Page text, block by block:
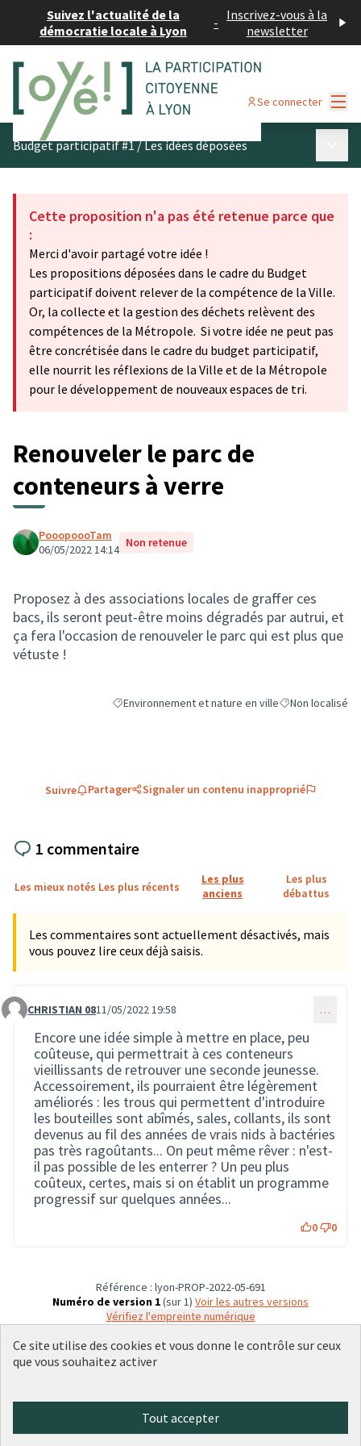
Suivez l'actualité de la
démocratie locale à Lyon
- Inscrivez-vous à la
newsletter
Se connecter
Budget participatif #1/Les idées déposées
Cette proposition n'a pas été retenue parce que
:
Merci d'avoir partagé votre idée !
Les propositions déposées dans le cadre du Budget
participatif doivent relever de la compétence de la Ville.
Or, la collecte et la gestion des déchets relèvent des
compétences de la Métropole. Si votre idée ne peut pas
être concrétisée dans le cadre du budget participatif,
elle nourrit les réflexions de la Ville et de la Métropole
pour le développement de nouveaux espaces de tri.
Renouveler le parc de
conteneurs à verre
PooopoooTam
06/05/2022 14:14 Non retenue
Proposez à des associations locales de graffer ces
bacs, ils seront peut-être moins dégradés par autrui, et
ça fera l'occasion de renouveler le parc qui est plus que
vétuste !
Filtrer les résultats de la catégorie :
Environnement et nature en villeFiltrer les
Non localisé
Suivre Partager Signaler un contenu inapproprié
1 commentaire
Les mieux notés Les plus récents
Les plus
anciens
Les plus
débattus
Les commentaires sont actuellement désactivés, mais
vous pouvez lire ceux déjà saisis.
Commentaire 770
CHRISTIAN 0811/05/2022 19:58 …
Encore une idée simple à mettre en place, peu
coûteuse, qui permettrait à ces conteneurs
vieillissants de retrouver une seconde jeunesse.
Accessoirement, ils pourraient être légèrement
améliorés : les trous qui permettent d'introduire
les bouteilles sont abîmés, sales, collants, ils sont
devenus au fil des années de vrais nids à bactéries
pas très ragoûtants... On peut même rêver : n'est-
il pas possible de les enterrer ? Un peu plus
coûteux, certes, mais si on établit un programme
progressif sur quelques années...
0 0
Référence : lyon-PROP-2022-05-691
Numéro de version 1(sur 1)
voir les autres versions
Vérifiez l'empreinte numérique
(Lien externe)
(Lien externe)
(Lien externe)
(Lien externe)
(Lien externe)
Ce site utilise des cookies et vous donne le contrôle sur ceux
que vous souhaitez activer
Tout accepter